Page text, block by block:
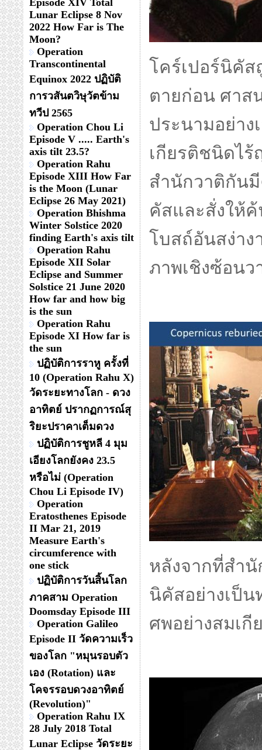
Episode XIV Total
Lunar Eclipse 8 Nov
2022 How Far is The
Moon?
Operation
Transcontinental
Equinox 2022 ปฏิบัติ
การวสันตวิษุวัตข้าม
ทวีป 2565
Operation Chou Li
Episode V ..... Earth's
axis tilt 23.5?
Operation Rahu
Episode XIII How Far
is the Moon (Lunar
Eclipse 26 May 2021)
Operation Bhishma
Winter Solstice 2020
finding Earth's axis tilt
Operation Rahu
Episode XII Solar
Eclipse and Summer
Solstice 21 June 2020
How far and how big
is the sun
Operation Rahu
Episode XI How far is
the sun
ปฏิบัติการราหู ครั้งที่
10 (Operation Rahu X)
วัดระยะทางโลก - ดวง
อาทิตย์ ปรากฏการณ์สุ
ริยะปราคาเต็มดวง
ปฏิบัติการชูหลี 4 มุม
เอียงโลกยังคง 23.5
หรือไม่ (Operation
Chou Li Episode IV)
Operation
Eratosthenes Episode
II Mar 21, 2019
Measure Earth's
circumference with
one stick
ปฏิบัติการวันสิ้นโลก
ภาคสาม Operation
Doomsday Episode III
Operation Galileo
Episode II วัดความเร็ว
ของโลก "หมุนรอบตัว
เอง (Rotation) และ
โคจรรอบดวงอาทิตย์
(Revolution)"
Operation Rahu IX
28 July 2018 Total
Lunar Eclipse วัดระยะ
โคร์เปอร์นิคั
ตายก่อน ศาส
ประนามอย่า
เกียรติชนิดไ
สำนักวาติกัน
คัสและสั่งให้
โบสถ์อันสง่า
ภาพเชิงซ้อน
หลังจากที่สำ
นิคัสอย่างเป็
ศพอย่างสมเกี